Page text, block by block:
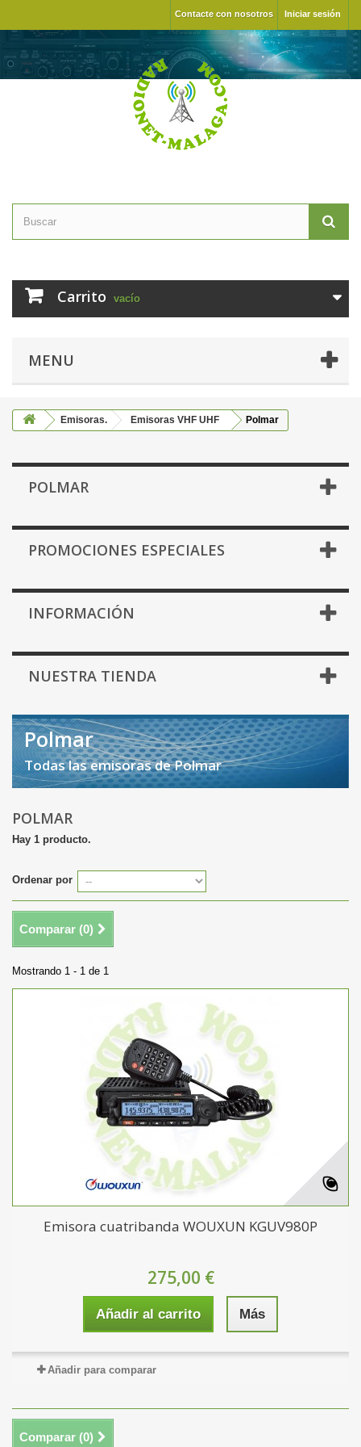
Iniciar sesión
Contacte con nosotros
Carrito vacío
MENU
Emisoras. Emisoras VHF UHF Polmar
POLMAR
PROMOCIONES ESPECIALES
INFORMACIÓN
NUESTRA TIENDA
Polmar
Todas las emisoras de Polmar
POLMAR
Hay 1 producto.
Ordenar por
Comparar (0)
Mostrando 1 - 1 de 1
Emisora cuatribanda WOUXUN KGUV980P
275,00 €
Añadir al carrito Más
Añadir para comparar
Comparar (0)